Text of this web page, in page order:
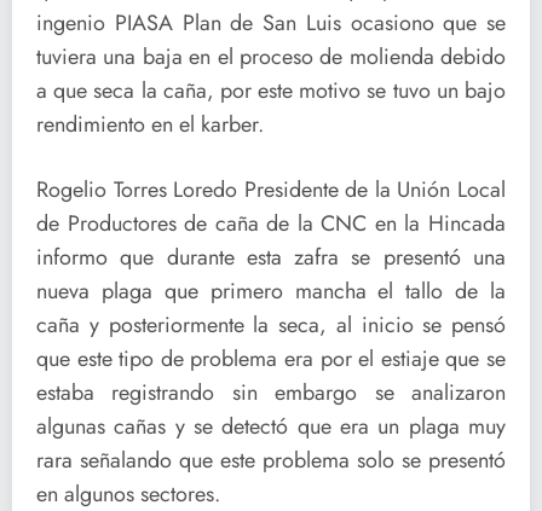
ingenio PIASA Plan de San Luis ocasiono que se
tuviera una baja en el proceso de molienda debido
a que seca la caña, por este motivo se tuvo un bajo
rendimiento en el karber.
Rogelio Torres Loredo Presidente de la Unión Local
de Productores de caña de la CNC en la Hincada
informo que durante esta zafra se presentó una
nueva plaga que primero mancha el tallo de la
caña y posteriormente la seca, al inicio se pensó
que este tipo de problema era por el estiaje que se
estaba registrando sin embargo se analizaron
algunas cañas y se detectó que era un plaga muy
rara señalando que este problema solo se presentó
en algunos sectores.